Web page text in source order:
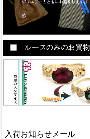
入荷お知らせメール